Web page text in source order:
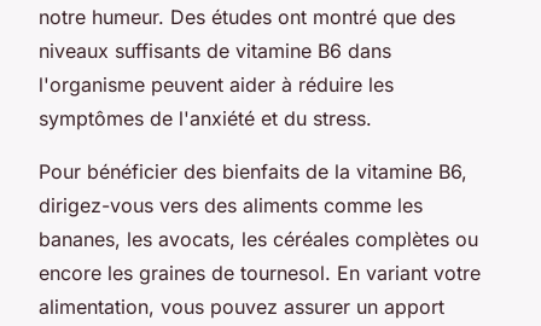
notre humeur. Des études ont montré que des
niveaux suffisants de vitamine B6 dans
l'organisme peuvent aider à réduire les
symptômes de l'anxiété et du stress.
Pour bénéficier des bienfaits de la vitamine B6,
dirigez-vous vers des aliments comme les
bananes, les avocats, les céréales complètes ou
encore les graines de tournesol. En variant votre
alimentation, vous pouvez assurer un apport